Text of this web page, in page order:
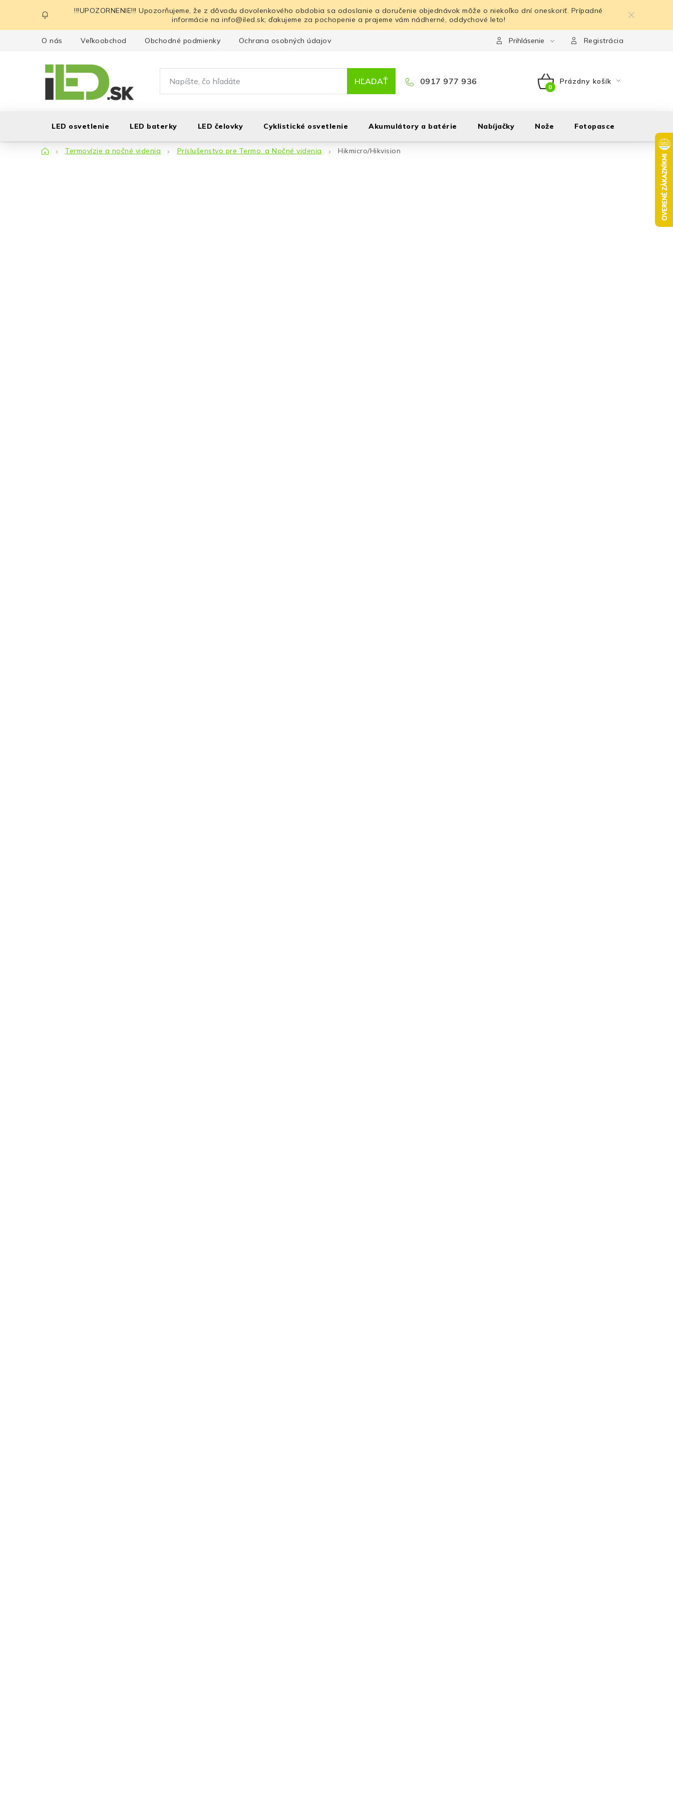
obsah
!!!UPOZORNENIE!!! Upozorňujeme, že z dôvodu dovolenkového obdobia sa odoslanie a doručenie objednávok môže o niekoľko dní oneskoriť. Prípadné
informácie na info@iled.sk; ďakujeme za pochopenie a prajeme vám nádherné, oddychové leto!
O nás Veľkoobchod Obchodné podmienky Ochrana osobných údajov Prihlásenie Registrácia
HĽADAŤ 0917 977 936
NÁKUPNÝ
Prázdny košík
LED osvetlenie LED baterky LED čelovky Cyklistické osvetlenie Akumulátory a batérie Nabíjačky Nože Fotopasce
DomovTermovízie a nočné videnia Príslušenstvo pre Termo. a Nočné videnia Hikmicro/Hikvision